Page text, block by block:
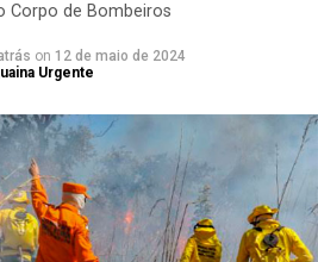
Corpo de Bombeiros
on 12 de maio de 2024
Urgente